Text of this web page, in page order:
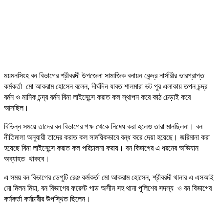
ময়মনসিংহ বন বিভাগের শ্রীবরদী উপজেলা সামাজিক বনায়ন কেন্দ্র নার্সারীর ভারপ্রাপ্ত
কর্মকর্তা মো আকরাম হোসেন বলেন, দীর্ঘদিন যাবত শালমারা ভট পুর এলাকায় তপন চন্দ্র
বর্মন ও মানিক চন্দ্র বর্মন বিনা লাইসেন্সে করাত কল স্থাপন করে কাঠ চেড়াই করে
আসছিল।
বিভিন্ন সময়ে তাদের বন বিভাগের পক্ষ থেকে নিষেধ করা হলেও তারা মানছিলনা। বন
নীতিমালা অনুযায়ী তাদের করাত কল সাময়িকভাবে বন্ধ করে দেয়া হয়েছে। জরিমানা করা
হয়েছে বিনা লাইসেন্সে করাত কল পরিচালনা করায়। বন বিভাগের এ ধরনের অভিযান
অব্যাহত থাকবে।
এ সময় বন বিভাগের ডেপুটি রেঞ্জ কর্মকর্তা মো আকরাম হোসেন, শ্রীবরদী থানার এ এসআই
মো মিলন মিয়া, বন বিভাগের ফরেস্ট গাড অসীম সহ থানা পুলিশের সদস্য ও বন বিভাগের
কর্মকর্তা কর্মচারীর উপস্থিত ছিলেন।